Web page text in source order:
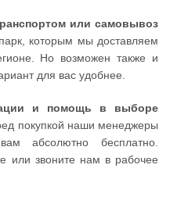
или самовывоз
которым мы доставляем
Но возможен также и
для вас удобнее.
и помощь в выборе
покупкой наши менеджеры
абсолютно бесплатно.
или звоните нам в рабочее